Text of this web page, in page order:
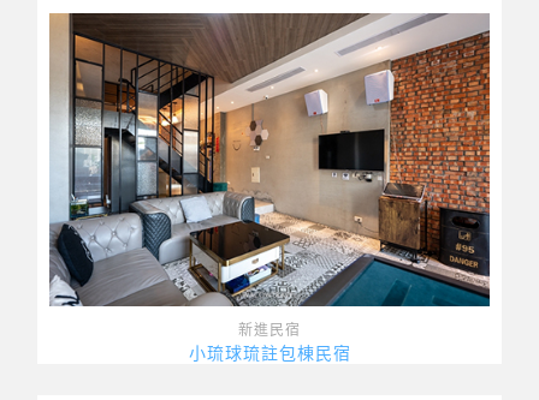
新進民宿
小琉球琉註包棟民宿